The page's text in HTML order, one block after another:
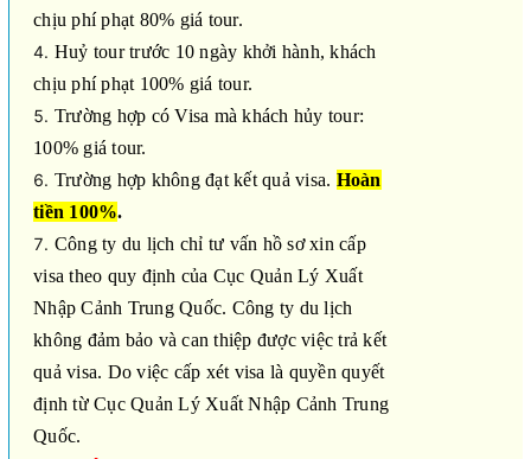
chịu phí phạt 80% giá tour.
Huỷ tour trước 10 ngày khởi hành, khách
chịu phí phạt 100% giá tour.
Trường hợp có Visa mà khách hủy tour:
100% giá tour.
Trường hợp không đạt kết quả visa. Hoàn
tiền 100%.
Công ty du lịch chỉ tư vấn hồ sơ xin cấp
visa theo quy định của Cục Quản Lý Xuất
Nhập Cảnh Trung Quốc. Công ty du lịch
không đảm bảo và can thiệp được việc trả kết
quả visa. Do việc cấp xét visa là quyền quyết
định từ Cục Quản Lý Xuất Nhập Cảnh Trung
Quốc.